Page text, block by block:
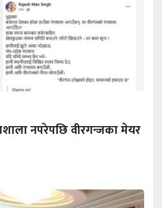
नपरेपछि वीरगन्जका मेयर